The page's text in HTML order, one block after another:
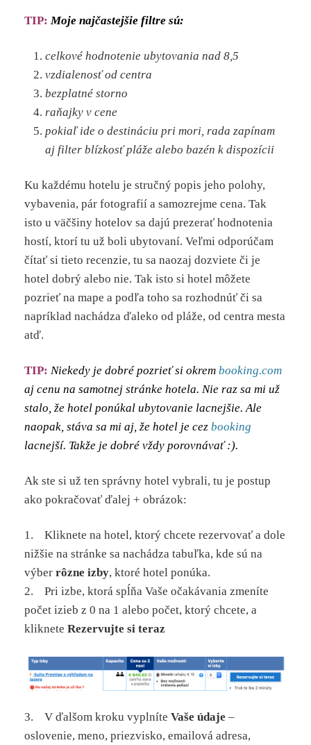
TIP:Moje najčastejšie filtre sú:
celkové hodnotenie ubytovania nad 8,5
vzdialenosť od centra
bezplatné storno
raňajky v cene
pokiaľ ide o destináciu pri mori, rada zapínam
aj filter blízkosť pláže alebo bazén k dispozícii
Ku každému hotelu je stručný popis jeho polohy,
vybavenia, pár fotografií a samozrejme cena. Tak
isto u väčšiny hotelov sa dajú prezerať hodnotenia
hostí, ktorí tu už boli ubytovaní. Veľmi odporúčam
čítať si tieto recenzie, tu sa naozaj dozviete či je
hotel dobrý alebo nie. Tak isto si hotel môžete
pozrieť na mape a podľa toho sa rozhodnúť či sa
napríklad nachádza ďaleko od pláže, od centra mesta
atď.
TIP:Niekedy je dobré pozrieť si okrembooking.com
aj cenu na samotnej stránke hotela. Nie raz sa mi už
stalo, že hotel ponúkal ubytovanie lacnejšie. Ale
naopak, stáva sa mi aj, že hotel je cezbooking
lacnejší. Takže je dobré vždy porovnávať :).
Ak ste si už ten správny hotel vybrali, tu je postup
ako pokračovať ďalej + obrázok:
1. Kliknete na hotel, ktorý chcete rezervovať a dole
nižšie na stránke sa nachádza tabuľka, kde sú na
výberrôzne izby, ktoré hotel ponúka.
2. Pri izbe, ktorá spĺňa Vaše očakávania zmeníte
počet izieb z 0 na 1 alebo počet, ktorý chcete, a
klikneteRezervujte si teraz
3. V ďalšom kroku vyplníteVaše údaje –
oslovenie, meno, priezvisko, emailová adresa,